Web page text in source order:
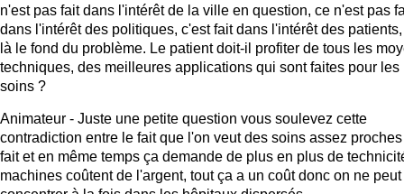
n'est pas fait dans l'intérêt de la ville en question, ce n'est pas
dans l'intérêt des politiques, c'est fait dans l'intérêt des
là le fond du problème. Le patient doit-il profiter de tous les
techniques, des meilleures applications qui sont faites pour les
soins ?
Animateur - Juste une petite question vous soulevez cette
contradiction entre le fait que l'on veut des soins assez
fait et en même temps ça demande de plus en plus de
machines coûtent de l'argent, tout ça a un coût donc on ne